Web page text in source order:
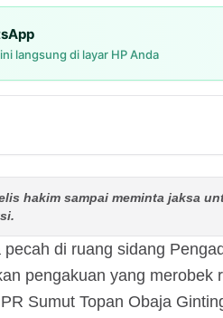
langsung di layar HP Anda
hakim sampai meminta jaksa
di ruang sidang
pengakuan yang merobek
Sumut Topan Obaja